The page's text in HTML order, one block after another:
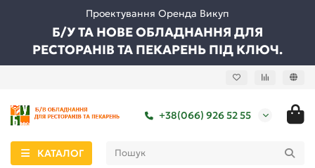
Проектування Оренда Викуп
Б/У ТА НОВЕ ОБЛАДНАННЯ ДЛЯ
РЕСТОРАНІВ ТА ПЕКАРЕНЬ ПІД КЛЮЧ.
+38(066) 926 52 55
КАТАЛОГ